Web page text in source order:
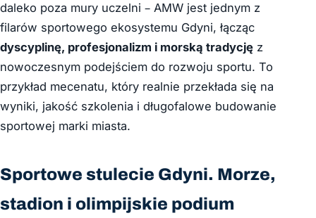
daleko poza mury uczelni – AMW jest jednym z
filarów sportowego ekosystemu Gdyni, łącząc
dyscyplinę, profesjonalizm i morską tradycję z
nowoczesnym podejściem do rozwoju sportu. To
przykład mecenatu, który realnie przekłada się na
wyniki, jakość szkolenia i długofalowe budowanie
sportowej marki miasta.
Sportowe stulecie Gdyni. Morze,
stadion i olimpijskie podium